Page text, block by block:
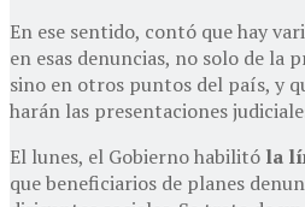
En ese sentido, contó que hay
en esas denuncias, no solo de la
sino en otros puntos del país, y
harán las presentaciones
El lunes, el Gobierno habilitó la
que beneficiarios de planes